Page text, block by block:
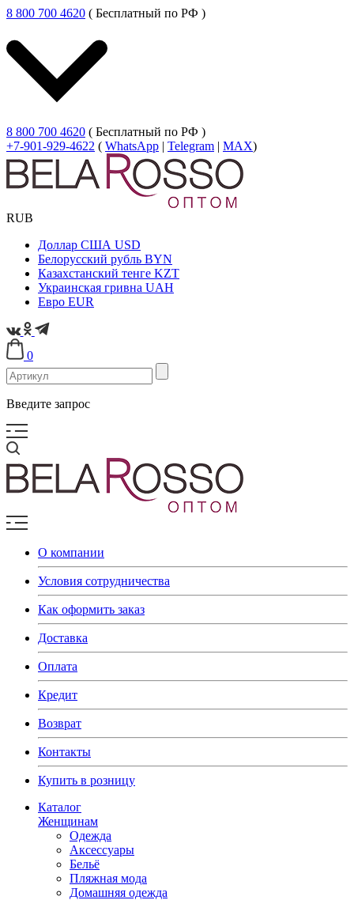
8 800 700 4620 ( Бесплатный по РФ )
8 800 700 4620 ( Бесплатный по РФ )
+7-901-929-4622 ( WhatsApp | Telegram | MAX)
RUB
Доллар США USD
Белорусский рубль BYN
Казахстанский тенге KZT
Украинская гривна UAH
Евро EUR
0
Введите запрос
О компании
Условия сотрудничества
Как оформить заказ
Доставка
Оплата
Кредит
Возврат
Контакты
Купить в розницу
Каталог
Женщинам
Одежда
Аксессуары
Бельё
Пляжная мода
Домашняя одежда